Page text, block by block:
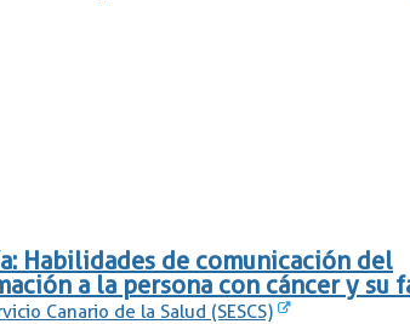
Habilidades de comunicación del
a la persona con cáncer y su
Canario de la Salud (SESCS)